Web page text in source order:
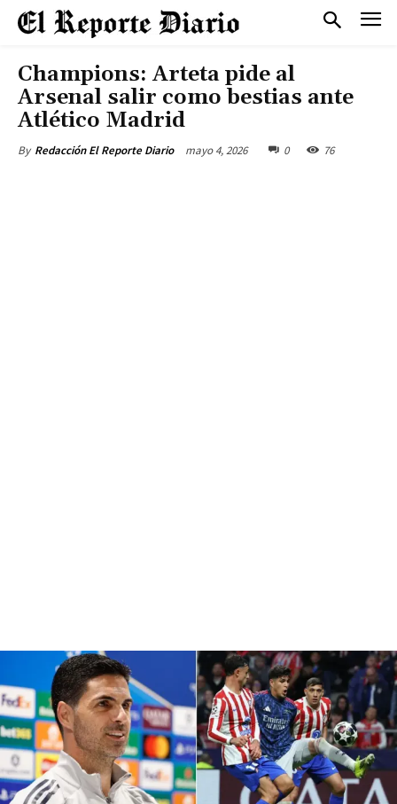
Champions: Arteta pide al
Arsenal salir como bestias ante
Atlético Madrid
By Redacción El Reporte Diario mayo 4, 2026 0 76